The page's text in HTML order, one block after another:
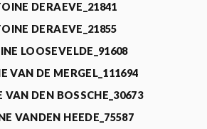
DERAEVE_21841
DERAEVE_21855
LOOSEVELDE_91608
VAN DE MERGEL_111694
VAN DEN BOSSCHE_30673
VANDEN HEEDE_75587